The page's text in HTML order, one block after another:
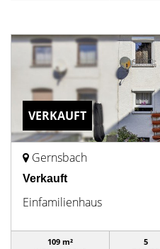
VERKAUFT
Gernsbach
Verkauft
Einfamilienhaus
109 m²
5